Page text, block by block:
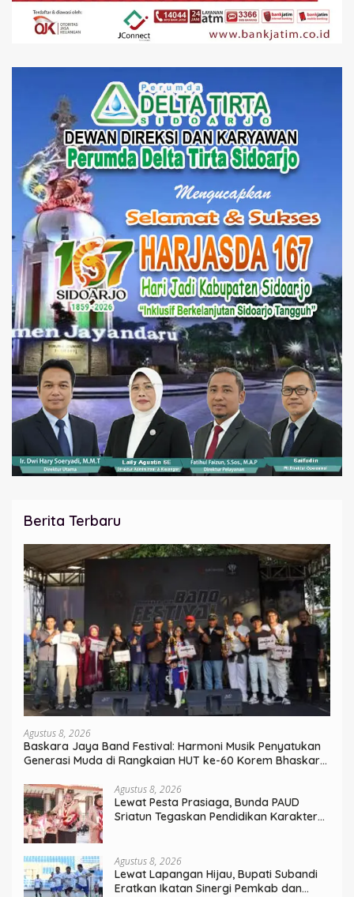
Berita Terbaru
Agustus 8, 2026
Baskara Jaya Band Festival: Harmoni Musik Penyatukan
Generasi Muda di Rangkaian HUT ke-60 Korem Bhaskara
Agustus 8, 2026
Lewat Pesta Prasiaga, Bunda PAUD
Sriatun Tegaskan Pendidikan Karakter
Agustus 8, 2026
Lewat Lapangan Hijau, Bupati Subandi
Eratkan Ikatan Sinergi Pemkab dan